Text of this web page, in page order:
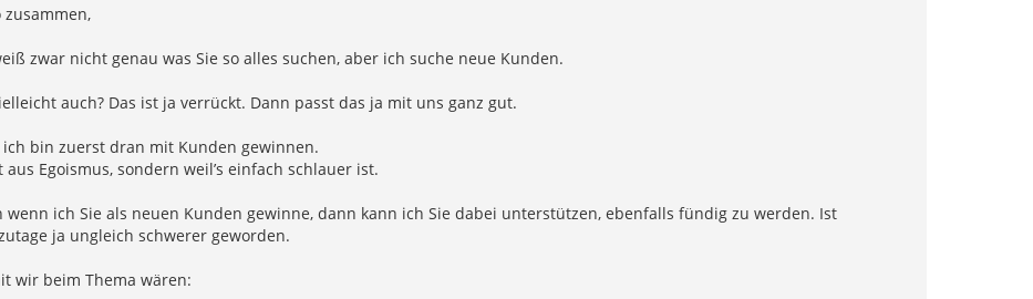
zusammen,
zwar nicht genau was Sie so alles suchen, aber ich suche neue Kunden.
auch? Das ist ja verrückt. Dann passt das ja mit uns ganz gut.
ich bin zuerst dran mit Kunden gewinnen.
aus Egoismus, sondern weil’s einfach schlauer ist.
wenn ich Sie als neuen Kunden gewinne, dann kann ich Sie dabei unterstützen, ebenfalls fündig zu werden. Ist
ja ungleich schwerer geworden.
wir beim Thema wären: